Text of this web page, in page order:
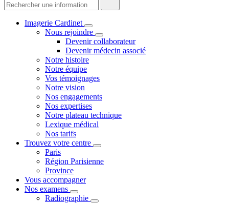
Imagerie Cardinet
Nous rejoindre
Devenir collaborateur
Devenir médecin associé
Notre histoire
Notre équipe
Vos témoignages
Notre vision
Nos engagements
Nos expertises
Notre plateau technique
Lexique médical
Nos tarifs
Trouvez votre centre
Paris
Région Parisienne
Province
Vous accompagner
Nos examens
Radiographie